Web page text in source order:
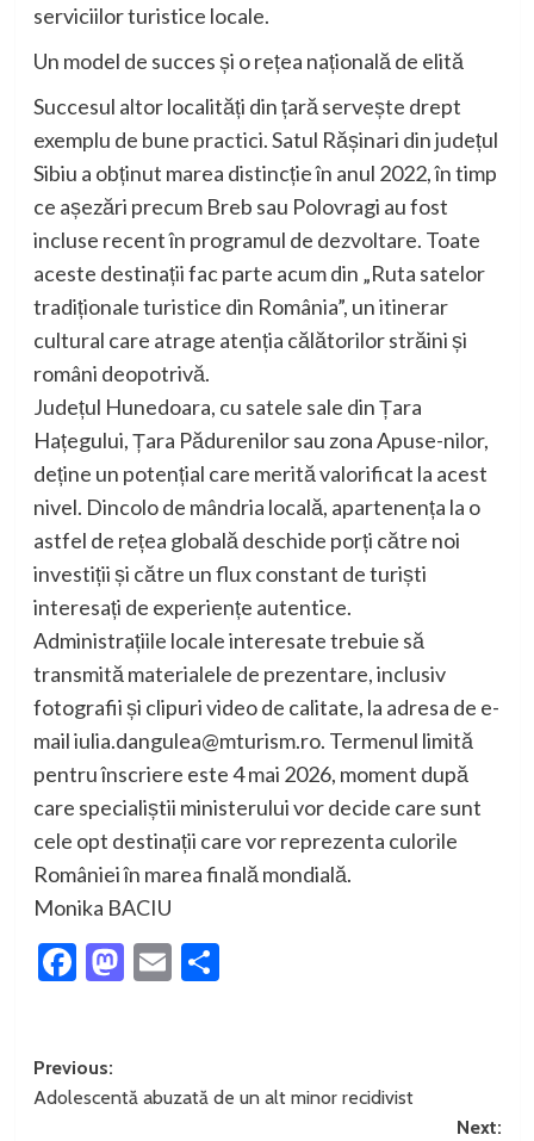
serviciilor turistice locale.
Un model de succes și o rețea națională de elită
Succesul altor localități din țară servește drept
exemplu de bune practici. Satul Rășinari din județul
Sibiu a obținut marea distincție în anul 2022, în timp
ce așezări precum Breb sau Polovragi au fost
incluse recent în programul de dezvoltare. Toate
aceste destinații fac parte acum din „Ruta satelor
tradiționale turistice din România”, un itinerar
cultural care atrage atenția călătorilor străini și
români deopotrivă.
Județul Hunedoara, cu satele sale din Țara
Hațegului, Țara Pădurenilor sau zona Apuse-nilor,
deține un potențial care merită valorificat la acest
nivel. Dincolo de mândria locală, apartenența la o
astfel de rețea globală deschide porți către noi
investiții și către un flux constant de turiști
interesați de experiențe autentice.
Administrațiile locale interesate trebuie să
transmită materialele de prezentare, inclusiv
fotografii și clipuri video de calitate, la adresa de e-
mail iulia.dangulea@mturism.ro. Termenul limită
pentru înscriere este 4 mai 2026, moment după
care specialiștii ministerului vor decide care sunt
cele opt destinații care vor reprezenta culorile
României în marea finală mondială.
Monika BACIU
Facebook
Mastodon
EmailPartajează
Post
navigation
Previous:
Adolescentă abuzată de un alt minor recidivist
Next: